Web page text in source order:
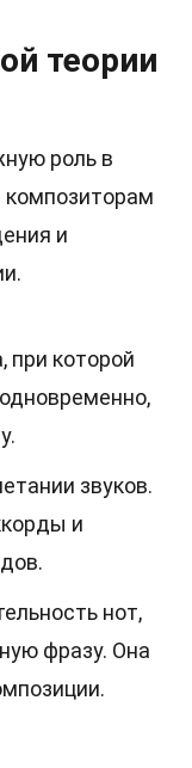
теории
роль в
композиторам
и
при которой
звуков.
и
нот,
фразу. Она